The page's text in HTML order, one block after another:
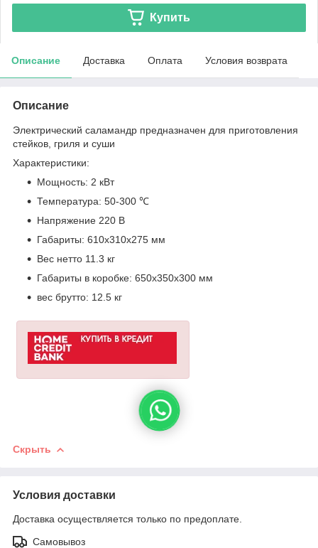
Купить
Описание Доставка Оплата Условия возврата
Описание
Электрический саламандр предназначен для приготовления
стейков, гриля и суши
Характеристики:
Мощность: 2 кВт
Температура: 50-300 ℃
Напряжение 220 В
Габариты: 610x310x275 мм
Вес нетто 11.3 кг
Габариты в коробке: 650х350х300 мм
вес брутто: 12.5 кг
Скрыть
Условия доставки
Доставка осуществляется только по предоплате.
Самовывоз